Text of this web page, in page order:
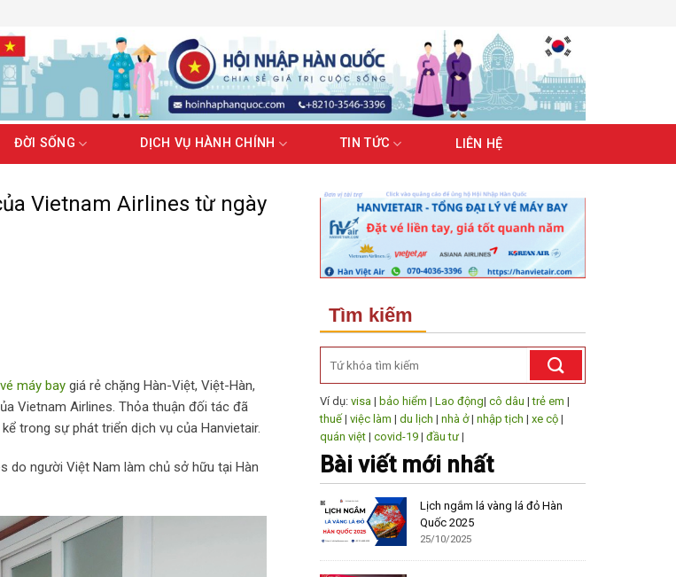
ĐỜI SỐNG DỊCH VỤ HÀNH CHÍNH TIN TỨC LIÊN HỆ
Vietnam Airlines từ ngày
vé máy bay giá rẻ chặng Hàn-Việt, Việt-Hàn,
Vietnam Airlines. Thỏa thuận đối tác đã
trong sự phát triển dịch vụ của Hanvietair.
do người Việt Nam làm chủ sở hữu tại Hàn
Tìm kiếm
Ví dụ: visa | bảo hiểm | Lao động| cô dâu |trẻ em |
thuế| việc làm | du lịch | nhà ở| nhập tịch | xe cộ |
quán việt | covid-19 | đầu tư |
Bài viết mới nhất
Lịch ngắm lá vàng lá đỏ Hàn
Quốc 2025
25/10/2025